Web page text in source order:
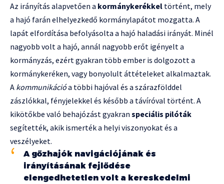
Az irányítás alapvetően a kormánykerékkel történt, mely
a hajó farán elhelyezkedő kormánylapátot mozgatta. A
lapát elfordítása befolyásolta a hajó haladási irányát. Minél
nagyobb volt a hajó, annál nagyobb erőt igényelt a
kormányzás, ezért gyakran több ember is dolgozott a
kormánykeréken, vagy bonyolult áttételeket alkalmaztak.
A kommunikációa többi hajóval és a szárazfölddel
zászlókkal, fényjelekkel és később a távíróval történt. A
kikötőkbe való behajózást gyakran speciális pilóták
segítették, akik ismerték a helyi viszonyokat és a
veszélyeket.
A gőzhajók navigációjának és
irányításának fejlődése
elengedhetetlen volt a kereskedelmi